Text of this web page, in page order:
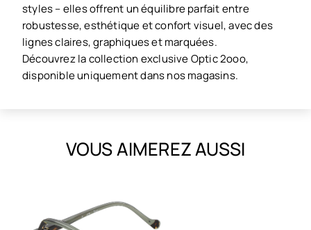
styles – elles offrent un équilibre parfait entre
robustesse, esthétique et confort visuel, avec des
lignes claires, graphiques et marquées.
Découvrez la collection exclusive Optic 2ooo,
disponible uniquement dans nos magasins.
VOUS AIMEREZ AUSSI